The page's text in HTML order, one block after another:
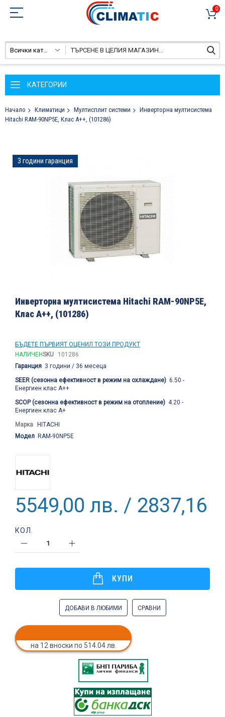
0
Всички категории
КАТЕГОРИИ
Начало Климатици Мултисплит системи
Инверторна мултисистема
Hitachi RAM-90NP5E, Клас А++, (101286)
Преминете
към
3 години гаранция
към
началото
на
снимки
Инверторна мултисистема Hitachi RAM-90NP5E,
Клас А++, (101286)
БЪДЕТЕ ПЪРВИЯТ ОЦЕНИЛ ТОЗИ ПРОДУКТ
НАЛИЧЕНSKU
101286
Гаранция 3 години / 36 месеца
SEER (сезонна ефективност в режим на охлаждане) 6.50 -
Енергиен клас A++
SCOP (сезонна ефективност в режим на отопление) 4.20 -
Енергиен клас А+
Марка HITACHI
Модел RAM-90NP5E
5549,00 лв. / 2837,16 €
КОЛ.
КУПИ
ДОБАВИ В ЛЮБИМИ СРАВНИ
на 12 вноски по 514.04 лв.